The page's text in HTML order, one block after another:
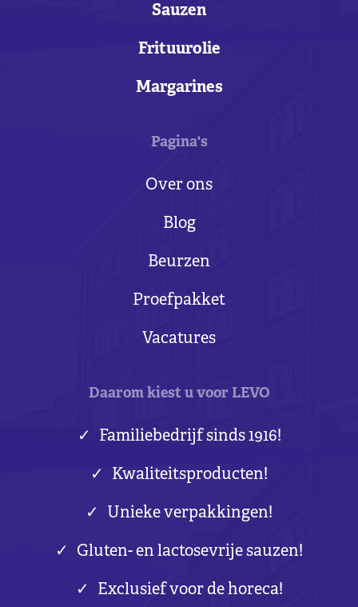
Sauzen
Frituurolie
Margarines
Pagina's
Over ons
Blog
Beurzen
Proefpakket
Vacatures
Daarom kiest u voor LEVO
Familiebedrijf sinds 1916!
Kwaliteitsproducten!
Unieke verpakkingen!
Gluten- en lactosevrije sauzen!
Exclusief voor de horeca!